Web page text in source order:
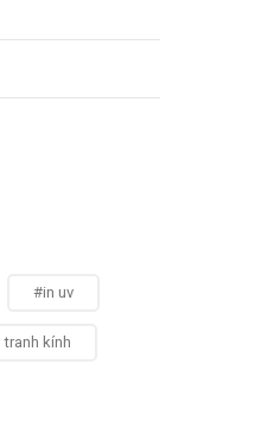
#in uv
tranh kính